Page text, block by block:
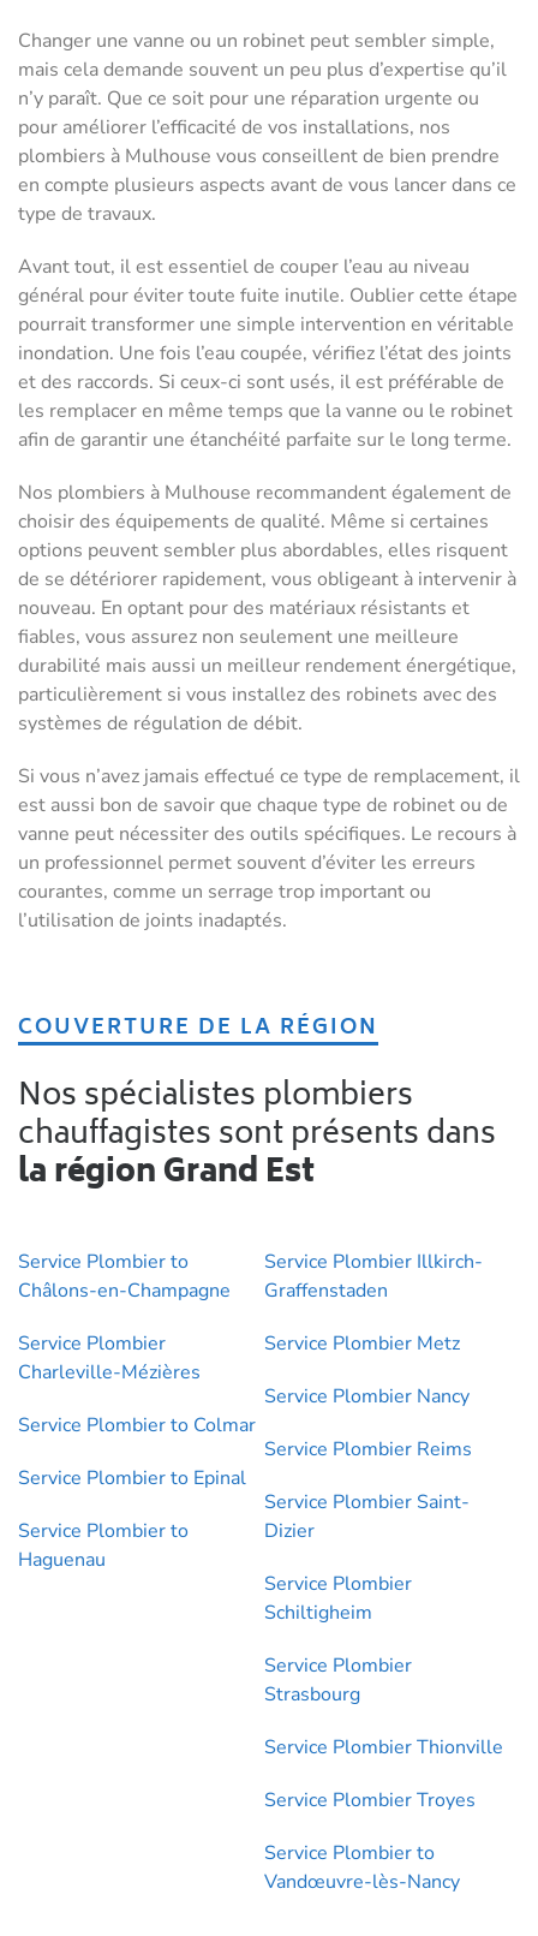
Changer une vanne ou un robinet peut sembler simple,
mais cela demande souvent un peu plus d’expertise qu’il
n’y paraît. Que ce soit pour une réparation urgente ou
pour améliorer l’efficacité de vos installations, nos
plombiers à Mulhouse vous conseillent de bien prendre
en compte plusieurs aspects avant de vous lancer dans ce
type de travaux.
Avant tout, il est essentiel de couper l’eau au niveau
général pour éviter toute fuite inutile. Oublier cette étape
pourrait transformer une simple intervention en véritable
inondation. Une fois l’eau coupée, vérifiez l’état des joints
et des raccords. Si ceux-ci sont usés, il est préférable de
les remplacer en même temps que la vanne ou le robinet
afin de garantir une étanchéité parfaite sur le long terme.
Nos plombiers à Mulhouse recommandent également de
choisir des équipements de qualité. Même si certaines
options peuvent sembler plus abordables, elles risquent
de se détériorer rapidement, vous obligeant à intervenir à
nouveau. En optant pour des matériaux résistants et
fiables, vous assurez non seulement une meilleure
durabilité mais aussi un meilleur rendement énergétique,
particulièrement si vous installez des robinets avec des
systèmes de régulation de débit.
Si vous n’avez jamais effectué ce type de remplacement, il
est aussi bon de savoir que chaque type de robinet ou de
vanne peut nécessiter des outils spécifiques. Le recours à
un professionnel permet souvent d’éviter les erreurs
courantes, comme un serrage trop important ou
l’utilisation de joints inadaptés.
COUVERTURE DE LA RÉGION
Nos spécialistes plombiers
chauffagistes sont présents dans
la région Grand Est
Service Plombier to
Châlons-en-Champagne
Service Plombier
Charleville-Mézières
Service Plombier to Colmar
Service Plombier to Epinal
Service Plombier to
Haguenau
Service Plombier Illkirch-
Graffenstaden
Service Plombier Metz
Service Plombier Nancy
Service Plombier Reims
Service Plombier Saint-
Dizier
Service Plombier
Schiltigheim
Service Plombier
Strasbourg
Service Plombier Thionville
Service Plombier Troyes
Service Plombier to
Vandœuvre-lès-Nancy